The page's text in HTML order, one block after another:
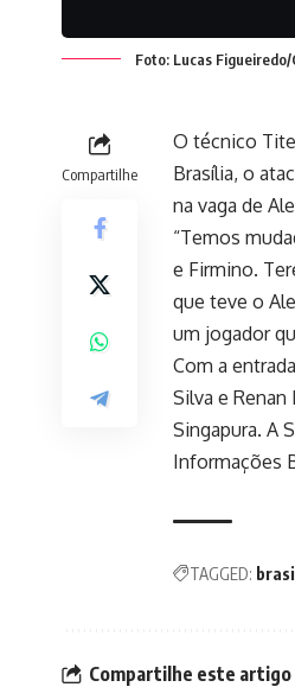
Foto: Lucas Figueiredo/
Compartilhe
O técnico
Brasília, o
na vaga de
“Temos
e Firmino.
que teve o
um jogador
Com a
Silva e
Singapura. A
Informações
TAGGED: brasil
Compartilhe este artigo